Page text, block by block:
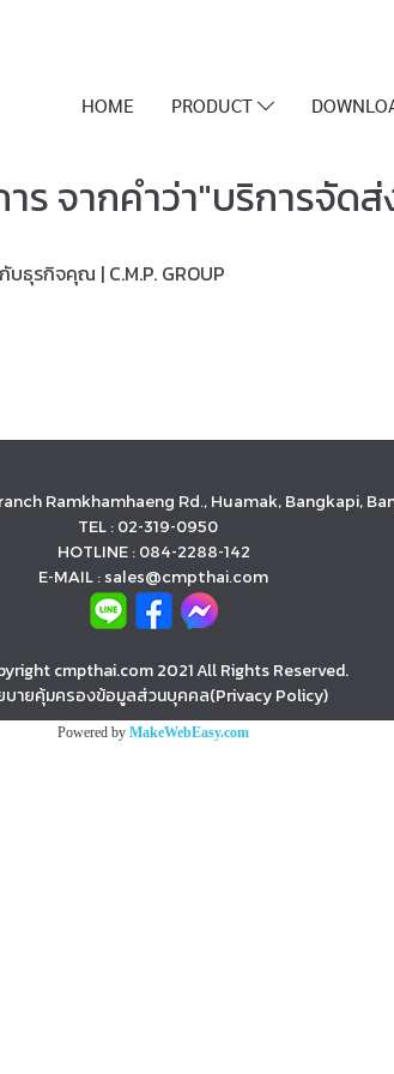
HOME PRODUCT
ร จากคำว่า"บริการจัด
ธุรกิจคุณ | C.M.P. GROUP
Ramkhamhaeng Rd., Huamak, Bangkapi,
TEL : 02-319-0950
HOTLINE : 084-2288-142
E-MAIL : sales@cmpthai.com
cmpthai.com 2021 All Rights Reserved.
บายคุ้มครองข้อมูลส่วนบุคคล(Privacy Policy)
Powered by MakeWebEasy.com